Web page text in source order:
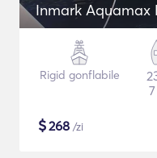
Inmark Aquamax
Rigid gonflabile
$268 /zi